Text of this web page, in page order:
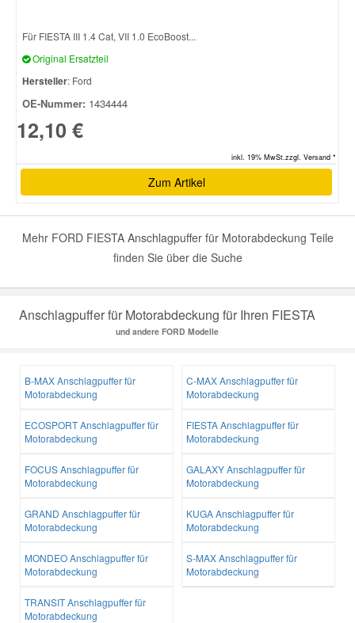
Für FIESTA III 1.4 Cat, VII 1.0 EcoBoost...
Original Ersatzteil
Hersteller: Ford
OE-Nummer: 1434444
12,10 €
inkl. 19% MwSt.zzgl. Versand *
Zum Artikel
Mehr FORD FIESTA Anschlagpuffer für Motorabdeckung Teile
finden Sie über die Suche
Anschlagpuffer für Motorabdeckung für Ihren FIESTA
und andere FORD Modelle
B-MAX Anschlagpuffer für
Motorabdeckung
C-MAX Anschlagpuffer für
Motorabdeckung
ECOSPORT Anschlagpuffer für
Motorabdeckung
FIESTA Anschlagpuffer für
Motorabdeckung
FOCUS Anschlagpuffer für
Motorabdeckung
GALAXY Anschlagpuffer für
Motorabdeckung
GRAND Anschlagpuffer für
Motorabdeckung
KUGA Anschlagpuffer für
Motorabdeckung
MONDEO Anschlagpuffer für
Motorabdeckung
S-MAX Anschlagpuffer für
Motorabdeckung
TRANSIT Anschlagpuffer für
Motorabdeckung
Skoda Ersatzteile
Smart Ersatzteile
Suzuki Ersatzteile
Vauxhall Ersatzteile